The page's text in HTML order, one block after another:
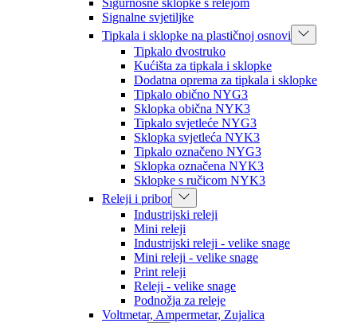
Sigurnosne sklopke s relejom
Signalne svjetiljke
Tipkala i sklopke na plastičnoj osnovi
Tipkalo dvostruko
Kućišta za tipkala i sklopke
Dodatna oprema za tipkala i sklopke
Tipkalo obično NYG3
Sklopka obična NYK3
Tipkalo svjetleće NYG3
Sklopka svjetleća NYK3
Tipkalo označeno NYG3
Sklopka označena NYK3
Sklopke s ručicom NYK3
Releji i pribor
Industrijski releji
Mini releji
Industrijski releji - velike snage
Mini releji - velike snage
Print releji
Releji - velike snage
Podnožja za releje
Voltmetar, Ampermetar, Zujalica